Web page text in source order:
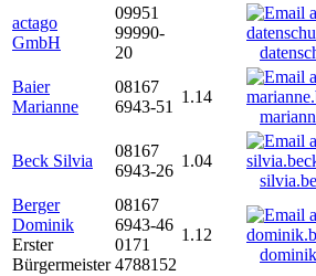
actago
GmbH
09951
99990-
20
Baier
Marianne
08167
6943-51
1.14
Beck Silvia
08167
6943-26
1.04
Berger
Dominik
Erster
Bürgermeister
08167
6943-46
0171
4788152
1.12